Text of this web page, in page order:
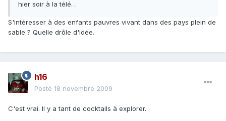
hier soir à la télé…
S'intéresser à des enfants pauvres vivant dans des pays plein de
sable ? Quelle drôle d'idée.
h16
Posté 18 novembre 2009
C'est vrai. Il y a tant de cocktails à explorer.